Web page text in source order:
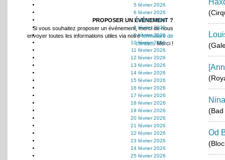
5 février 2026
6 février 2026
7 février 2026
8 février 2026
9 février 2026
10 février 2026
11 février 2026
12 février 2026
13 février 2026
14 février 2026
15 février 2026
16 février 2026
17 février 2026
18 février 2026
19 février 2026
20 février 2026
21 février 2026
22 février 2026
23 février 2026
24 février 2026
25 février 2026
PROPOSER UN ÉVÉNEMENT ?
Si vous souhaitez proposer un événement, merci de nous
envoyer toutes les informations utiles via notreformulaire de
contact. Merci !
Od